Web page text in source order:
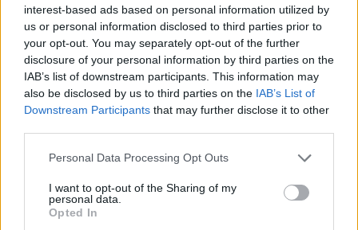
interest-based ads based on personal information utilized by
us or personal information disclosed to third parties prior to
your opt-out. You may separately opt-out of the further
disclosure of your personal information by third parties on the
IAB’s list of downstream participants. This information may
also be disclosed by us to third parties on the IAB’s List of
Downstream Participants that may further disclose it to other
Please note that this website/app uses one or more Google
not limited to your visit or usage behaviour. You may click to
grant or deny consent to Google and its third-party tags to
use your data for below specified purposes in below Google
Personal Data Processing Opt Outs
I want to opt-out of the Sharing of my
personal data.
Opted In
Sei già abbonato?
Puoi effettuare l'accesso andando nella
sezioneLogindal menù del sito o
cliccandoqui
TEMI: Calcio Olbia Serie C
Notizie in tempo reale?